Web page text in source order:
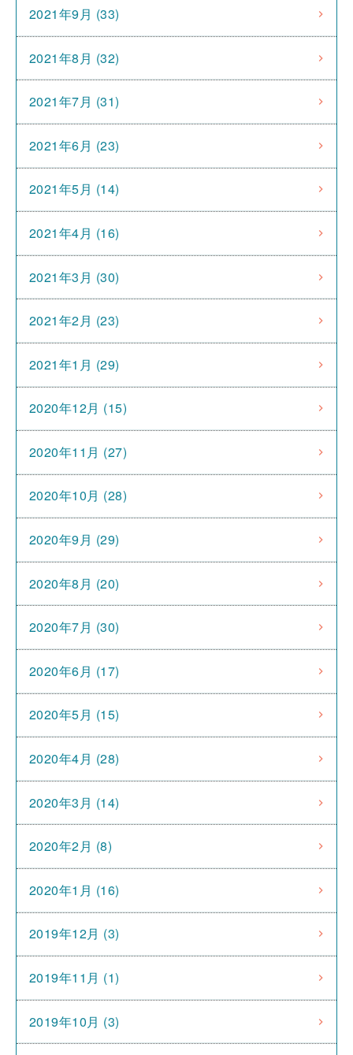
2021年9月 (33)
2021年8月 (32)
2021年7月 (31)
2021年6月 (23)
2021年5月 (14)
2021年4月 (16)
2021年3月 (30)
2021年2月 (23)
2021年1月 (29)
2020年12月 (15)
2020年11月 (27)
2020年10月 (28)
2020年9月 (29)
2020年8月 (20)
2020年7月 (30)
2020年6月 (17)
2020年5月 (15)
2020年4月 (28)
2020年3月 (14)
2020年2月 (8)
2020年1月 (16)
2019年12月 (3)
2019年11月 (1)
2019年10月 (3)